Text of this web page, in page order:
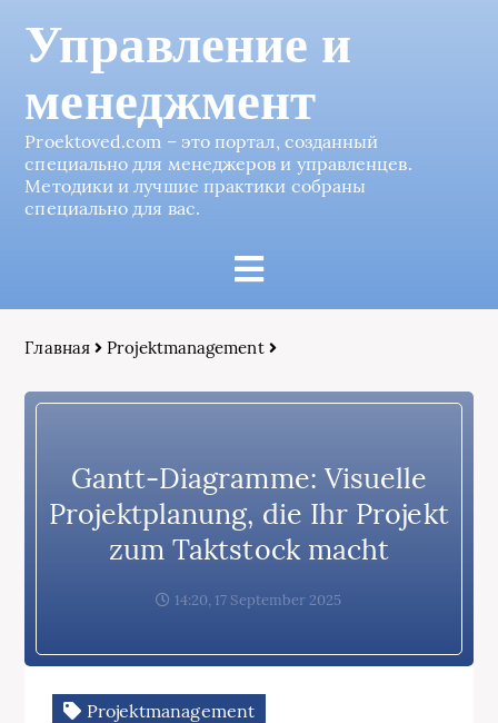
Управление и
менеджмент
Proektoved.com – это портал, созданный
специально для менеджеров и управленцев.
Методики и лучшие практики собраны
специально для вас.
Главная Projektmanagement
Gantt-Diagramme: Visuelle
Projektplanung, die Ihr Projekt
zum Taktstock macht
14:20, 17 September 2025
Projektmanagement